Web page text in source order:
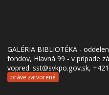
GALÉRIA BIBLIOTÉKA -
fondov, Hlavná 99 - v prípade
vopred: sst@svkpo.gov.sk,
práve zatvorené